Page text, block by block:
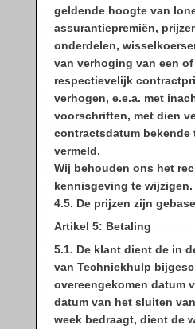
geldende hoogte van
assurantiepremiën,
onderdelen,
van verhoging van een
respectievelijk
verhogen, e.e.a. met
voorschriften, met dien
contractsdatum bekende
vermeld.
Wij behouden ons het
kennisgeving te wijzigen.
4.5. De prijzen zijn
Artikel 5: Betaling
5.1. De klant dient de in
van Techniekhulp
overeengekomen datum
datum van het sluiten
week bedraagt, dient de